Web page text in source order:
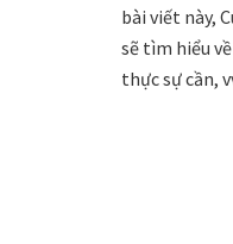
bài viết này,
sẽ tìm hiểu
thực sự cần,